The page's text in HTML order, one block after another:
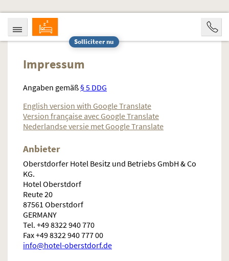
Solliciteer nu
06.08.2026
OPVARENDEN
BOOKING
Impressum
Angaben gemäß§ 5 DDG
English version with Google Translate
Version française avec Google Translate
Nederlandse versie met Google Translate
Anbieter
Oberstdorfer Hotel Besitz und Betriebs GmbH & Co
KG.
Hotel Oberstdorf
Reute 20
87561 Oberstdorf
GERMANY
Tel. +49 8322 940 770
Fax +49 8322 940 777 00
info@hotel-oberstdorf.de